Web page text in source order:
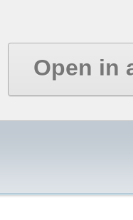
Open in